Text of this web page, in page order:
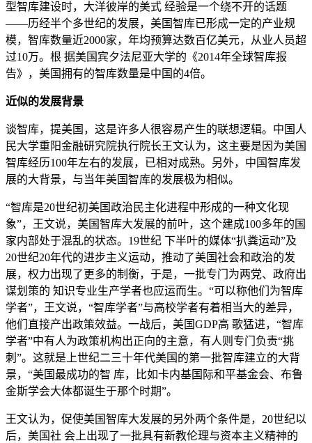
型智库建设时，大洋彼岸的美式 经验是一个绕不开的话题
——历经半个多世纪的发展，美国智库已形成一定的产业规
模，智库数量近2000家，年均预算达数百亿美元，从业人员超
过10万。根 据美国宾夕法尼亚大学的《2014年全球智库报
告》，美国拥有的智库数量是中国的4倍。
近似的发展背景
谈智库，提美国，这是许多人很容易产生的联想逻辑。中国人
民大学重阳金融研究院执行院长王文认为，这主要是因为美国
智库经历100年左右的发展，已相对成熟。另外，中国智库发
展的大背景，与当年美国智库的发展极为相似。
“智库是20世纪初美国政治民主化进程中形成的一种文化现
象”，王文说，美国智库大发展的前叶，这个建成100多年的国
家内部处于混乱的状态。19世纪 下半叶的媒体“扒粪运动”及
20世纪20年代的进步主义运动，推动了美国社会和政治的发
展，权力出现了更多的制衡，于是，一批专门为两党、政府出
谋划策的 知识专业生产学者也应运而生。“可以称他们为智库
学者”，王文说，“智库学者”与高校学者有着相当大的差异，
他们直接产出政策效益。一战后，美国GDP高 歌猛进，“智库
学者”中有人为政策机构出正向的主意，有人则专门负责“挑
刺”。这就是上世纪二三十年代美国的第一批智库建立的大背
景，“美国最成功的智 库，比如卡内基国际和平基金会、布鲁
金斯学会大体都诞生于那个时期”。
王文认为，促使美国智库大发展的另外两个条件是，20世纪以
后，美国社 会上出现了一批具有新教伦理与资本主义精神的